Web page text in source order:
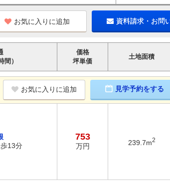
お気に入りに追加 資料請求・お問
間）
価格
坪単価
土地面積
お気に入りに追加 見学予約をする
13分
753
万円 239.7m2